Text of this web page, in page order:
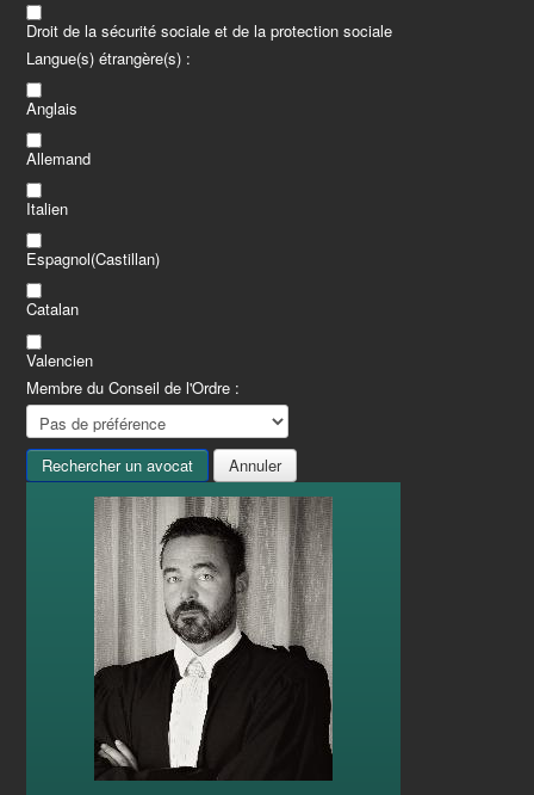
Droit de la sécurité sociale et de la protection sociale
Langue(s) étrangère(s) :
Anglais
Allemand
Italien
Espagnol(Castillan)
Catalan
Valencien
Membre du Conseil de l'Ordre :